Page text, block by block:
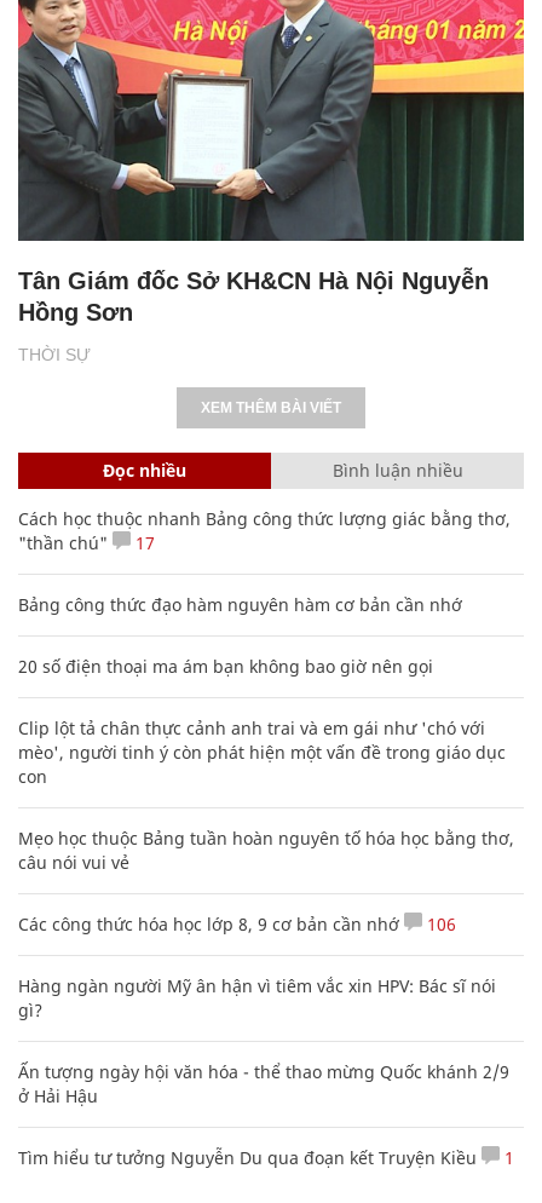
THỜI SỰ
Tân Giám đốc Sở KH&CN Hà Nội Nguyễn
Hồng Sơn
XEM THÊM BÀI VIẾT
Đọc nhiều Bình luận nhiều
Cách học thuộc nhanh Bảng công thức lượng giác bằng thơ,
"thần chú"
17
Bảng công thức đạo hàm nguyên hàm cơ bản cần nhớ
20 số điện thoại ma ám bạn không bao giờ nên gọi
Clip lột tả chân thực cảnh anh trai và em gái như 'chó với
mèo', người tinh ý còn phát hiện một vấn đề trong giáo dục
con
Mẹo học thuộc Bảng tuần hoàn nguyên tố hóa học bằng thơ,
câu nói vui vẻ
Các công thức hóa học lớp 8, 9 cơ bản cần nhớ 106
Hàng ngàn người Mỹ ân hận vì tiêm vắc xin HPV: Bác sĩ nói
gì?
Ấn tượng ngày hội văn hóa - thể thao mừng Quốc khánh 2/9
ở Hải Hậu
Tìm hiểu tư tưởng Nguyễn Du qua đoạn kết Truyện Kiều 1